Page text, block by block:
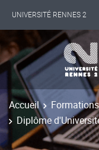
UNIVERSITÉ RENNES 2
INTERNATIONAL
LES NOUVELLES DE
Accueil Formations
Diplôme